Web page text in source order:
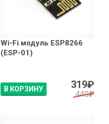
Wi-Fi модуль ESP8266
(ESP-01)
В КОРЗИНУ 319₽
440₽